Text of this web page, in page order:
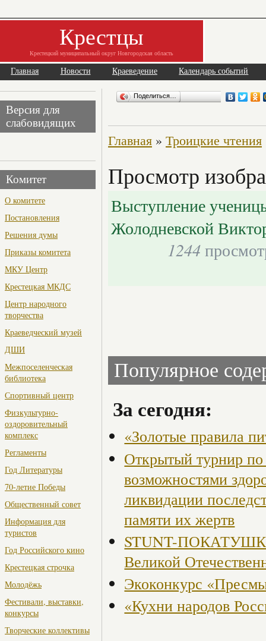
Крестцы
Крестецкий муниципальный округ Новгородская область
Главная Новости Краеведение Календарь событий
Версия для
слабовидящих
Комитет
О комитете
Постановления
Решения думы
Приказы комитета
МКУ Центр
Крестецкая МКДС
Центр народного
творчества
Краеведческий музей
ДШИ
Межпоселенческая
библиотека
Спортивный центр
Физкультурно-
оздоровительный
комплекс
Регламенты
Год Литературы
70-летие Победы
Общественный совет
Информация для
туристов
Год Российского кино
Крестецкая строчка
Молодёжь
Фестивали, выставки,
конкурсы
Творческие коллективы
Поделиться…
Главная » Троицкие чтения
Просмотр
Выступление
Жолодневской
1244
Популярное
За сегодня:
«Золотые правила
Открытый турнир
возможностями
ликвидации
памяти их жертв
STUNT-
Великой
Экоконкурс
«Кухни народов